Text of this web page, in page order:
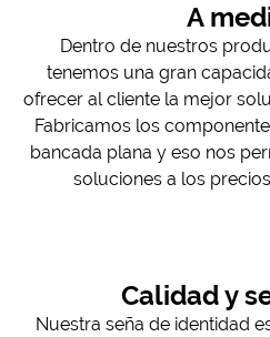
A
Dentro de nuestros
tenemos una gran
ofrecer al cliente la mejor
Fabricamos los
bancada plana y eso nos
soluciones a los
Calidad y
Nuestra seña de identidad